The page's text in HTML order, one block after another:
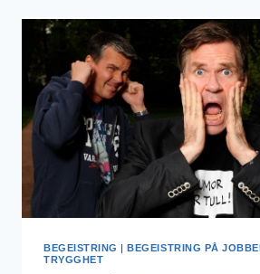
SIN,
IKKE
VIRKSOMHETEN
BEGEISTRING |BEGEISTRING PÅ
TRYGGHET